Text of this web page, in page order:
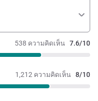
538 ความคิดเห็น 7.6/10
1,212 ความคิดเห็น 8/10